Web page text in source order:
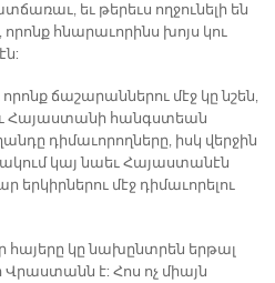
եւ թերեւս ողջունելի են
հնարաւորինս խոյս կու
ճաշարաններու մէջ կը նշեն,
Հայաստանի հանգստեան
դիմաւորողները, իսկ վերջին
կայ նաեւ Հայաստանէն
երկիրներու մէջ դիմաւորելու
հայերը կը նախընտրեն երթալ
է: Հոս ոչ միայն